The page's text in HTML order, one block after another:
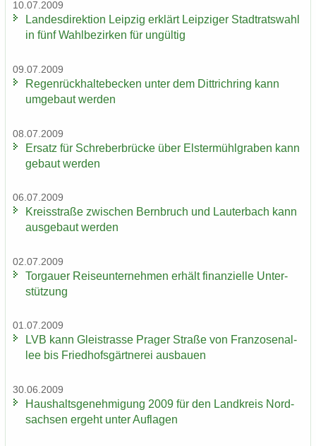
10.07.2009
Lan­des­di­rek­ti­on Leip­zig er­klärt Leip­zi­ger Stadt­rats­wahl
in fünf Wahl­be­zir­ken für un­gül­tig
09.07.2009
Re­gen­rück­hal­te­be­cken unter dem Dittrich­ring kann
um­ge­baut wer­den
08.07.2009
Er­satz für Schre­ber­brü­cke über Els­ter­mühl­gra­ben kann
ge­baut wer­den
06.07.2009
Kreis­stra­ße zwi­schen Bern­bruch und Lau­ter­bach kann
aus­ge­baut wer­den
02.07.2009
Tor­gau­er Rei­se­un­ter­neh­men er­hält fi­nan­zi­el­le Un­ter­
stüt­zung
01.07.2009
LVB kann Gleis­tras­se Pra­ger Stra­ße von Fran­zo­sen­al­
lee bis Fried­hofs­gärt­ne­rei aus­bau­en
30.06.2009
Haus­halts­ge­neh­mi­gung 2009 für den Land­kreis Nord­
sach­sen er­geht unter Auf­la­gen